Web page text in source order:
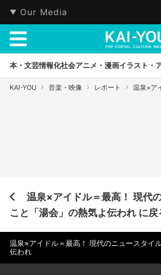
Our Media
本・文芸情報化社会アニメ・漫画イラスト・
KAI-YOU 音楽・映像 レポート 温泉×ア
温泉×アイドル＝最高！ 現代
こと「湯会」の熱気よ伝われ に戻
温泉×アイドル＝最高！ 現代のニュースタイ
伝われ